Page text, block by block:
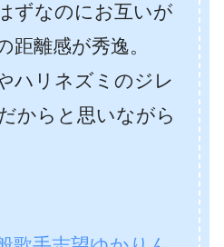
ずなのにお互いが
距離感が秀逸。
ハリネズミのジレ
からと思いながら